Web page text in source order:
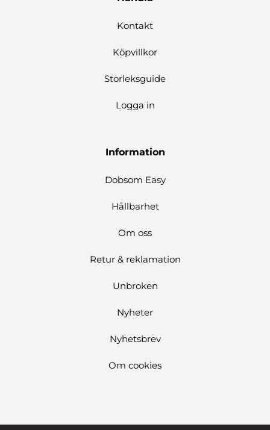
Kontakt
Köpvillkor
Storleksguide
Logga in
Information
Dobsom Easy
Hållbarhet
Om oss
Retur & reklamation
Unbroken
Nyheter
Nyhetsbrev
Om cookies